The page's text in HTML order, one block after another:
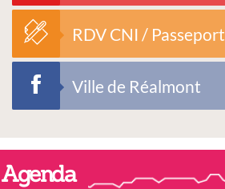
RDV CNI / Passeport
Ville de Réalmont
Agenda